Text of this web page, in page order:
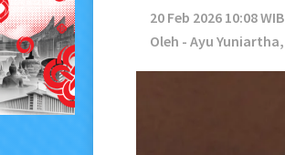
20 Feb 2026 10:08 WIB
Oleh - Ayu Yuniartha,